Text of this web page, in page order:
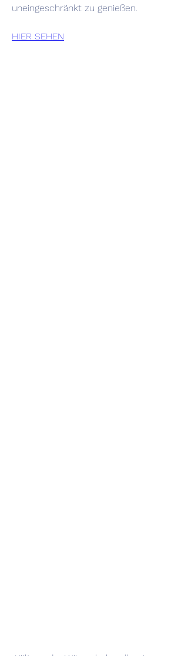
uneingeschränkt zu genießen.
HIER SEHEN